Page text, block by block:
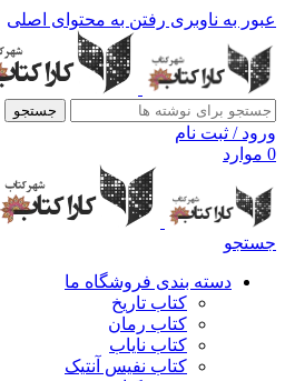
عبور به ناوبری رفتن به محتوای اصلی
جستجو
ورود / ثبت نام
0 موارد
جستجو
دسته بندی فروشگاه ما
کتاب تاریخ
کتاب رمان
کتاب نایاب
کتاب نفیس آنتیک